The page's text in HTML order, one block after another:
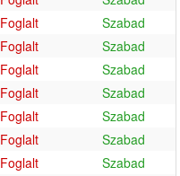
Foglalt
Szabad
Foglalt
Szabad
Foglalt
Szabad
Foglalt
Szabad
Foglalt
Szabad
Foglalt
Szabad
Foglalt
Szabad